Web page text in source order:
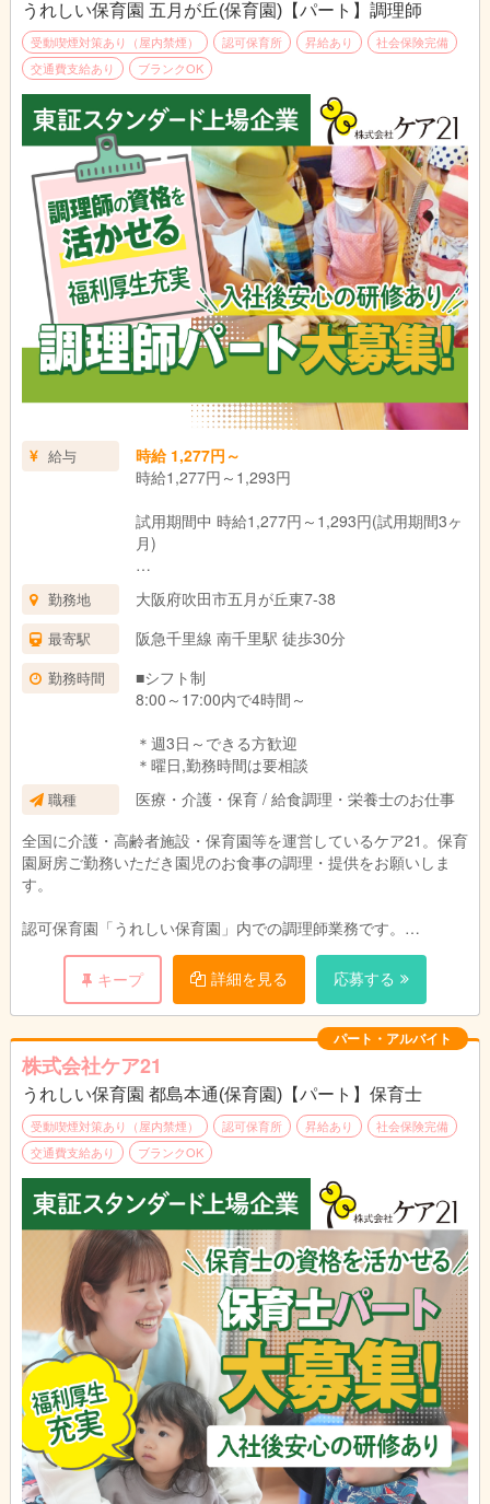
うれしい保育園 五月が丘(保育園)【パート】調理師
受動喫煙対策あり（屋内禁煙） 認可保育所 昇給あり
社会保険完備
交通費支給あり
ブランクOK
給与
時給 1,277円～
時給1,277円～1,293円
試用期間中 時給1,277円～1,293円(試用期間3ヶ
月)
試用期間：3ヶ月(同条件)
勤務地 大阪府吹田市五月が丘東7-38
最寄駅 阪急千里線 南千里駅 徒歩30分
勤務時間
■シフト制
8:00～17:00内で4時間～
＊週3日～できる方歓迎
＊曜日,勤務時間は要相談
職種
医療・介護・保育 / 給食調理・栄養士のお仕事
全国に介護・高齢者施設・保育園等を運営しているケア21。保育
園厨房ご勤務いただき園児のお食事の調理・提供をお願いしま
す。
認可保育園「うれしい保育園」内での調理師業務です。
園児や保育スタッフと顔を合わせる事ができるので、ご意見
をすぐに料理に反映でき、調理人としてスキルアップも期待でき
ます。
キープ 詳細を見る 応募する
パート・アルバイト
株式会社ケア21
うれしい保育園 都島本通(保育園)【パート】保育士
受動喫煙対策あり（屋内禁煙） 認可保育所 昇給あり
社会保険完備
交通費支給あり
ブランクOK